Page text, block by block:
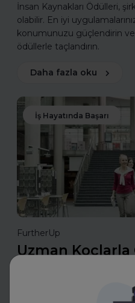
İnsan Kaynakları Ödülleri,
olabilir. En iyi
konumunuzu güçlendirin ve
ödüllerle taçlandırın.
Daha fazla oku
İş Hayatında Başarı
FurtherUp
Uzman Koçlarla
ve Kariyer